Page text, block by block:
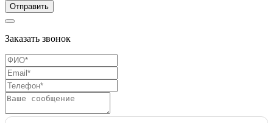
Отправить
Заказать звонок